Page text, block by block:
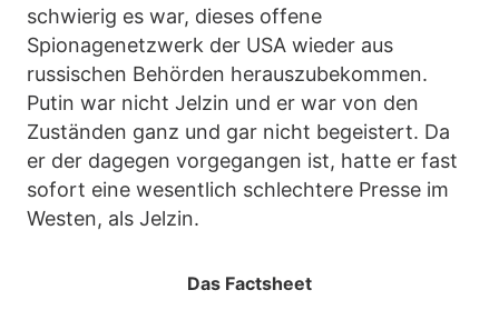
schwierig es war, dieses offene
Spionagenetzwerk der USA wieder aus
russischen Behörden herauszubekommen.
Putin war nicht Jelzin und er war von den
Zuständen ganz und gar nicht begeistert. Da
er der dagegen vorgegangen ist, hatte er fast
sofort eine wesentlich schlechtere Presse im
Westen, als Jelzin.
Das Factsheet